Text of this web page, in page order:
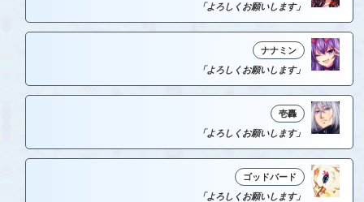
「よろしくお願いします」
ナナミン
「よろしくお願いします」
壱轟
「よろしくお願いします」
ゴッドバード
「よろしくお願いします」